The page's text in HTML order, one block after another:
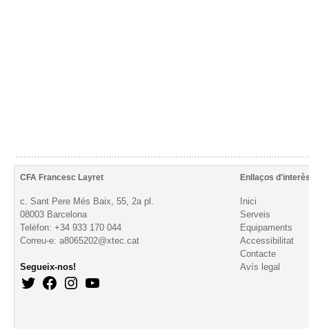
CFA Francesc Layret Enllaços
c. Sant Pere Més Baix, 55, 2a pl.
08003 Barcelona
Telèfon: +34 933 170 044
Correu-e: a8065202@xtec.cat
Segueix-nos!
Inici
Serveis
Equipaments
Accessibilitat
Contacte
Avís legal